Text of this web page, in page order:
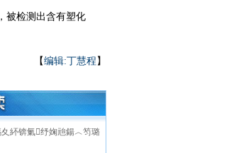
被检测出含有塑化
【编辑:丁慧程 】
紑锛氭纾婅兘鍚︿笉璐